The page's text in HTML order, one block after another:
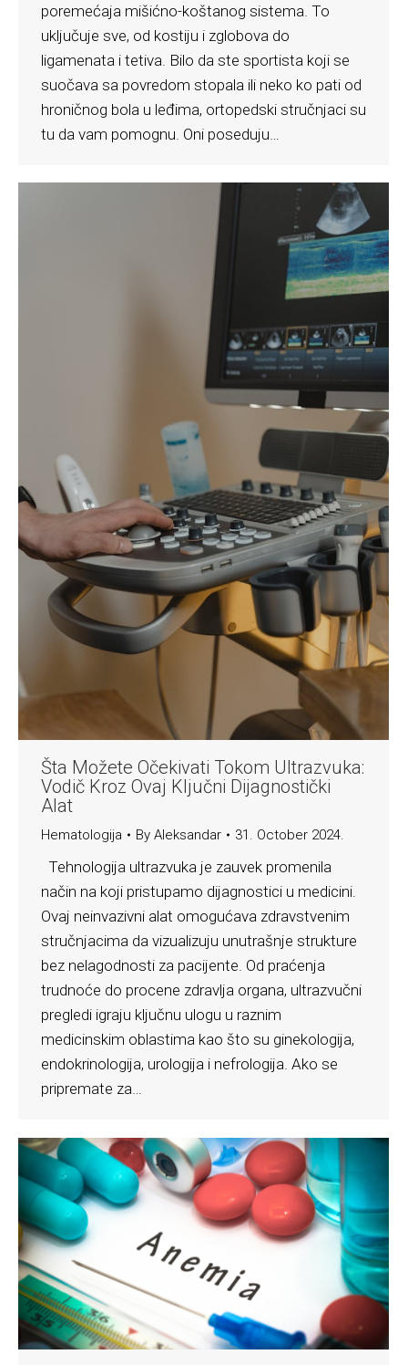
poremećaja mišićno-koštanog sistema. To
uključuje sve, od kostiju i zglobova do
ligamenata i tetiva. Bilo da ste sportista koji se
suočava sa povredom stopala ili neko ko pati od
hroničnog bola u leđima, ortopedski stručnjaci su
tu da vam pomognu. Oni poseduju…
Šta Možete Očekivati Tokom Ultrazvuka:
Vodič Kroz Ovaj Ključni Dijagnostički
Alat
Hematologija By Aleksandar 31. October 2024.
Tehnologija ultrazvuka je zauvek promenila
način na koji pristupamo dijagnostici u medicini.
Ovaj neinvazivni alat omogućava zdravstvenim
stručnjacima da vizualizuju unutrašnje strukture
bez nelagodnosti za pacijente. Od praćenja
trudnoće do procene zdravlja organa, ultrazvučni
pregledi igraju ključnu ulogu u raznim
medicinskim oblastima kao što su ginekologija,
endokrinologija, urologija i nefrologija. Ako se
pripremate za…